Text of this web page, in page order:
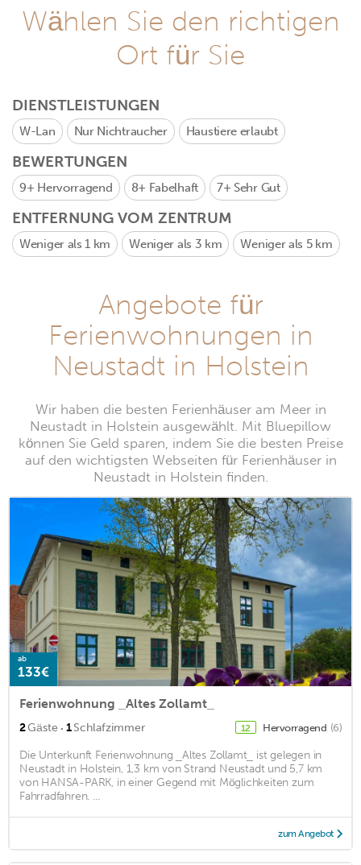
Wählen Sie den richtigen
Ort für Sie
DIENSTLEISTUNGEN
W-Lan Nur Nichtraucher Haustiere erlaubt
BEWERTUNGEN
9+ Hervorragend 8+ Fabelhaft 7+ Sehr Gut
ENTFERNUNG VOM ZENTRUM
Weniger als 1 km Weniger als 3 km Weniger als 5 km
Angebote für
Ferienwohnungen in
Neustadt in Holstein
Wir haben die besten Ferienhäuser am Meer in
Neustadt in Holstein ausgewählt. Mit Bluepillow
können Sie Geld sparen, indem Sie die besten Preise
auf den wichtigsten Webseiten für Ferienhäuser in
Neustadt in Holstein finden.
ab
133€
Ferienwohnung _Altes Zollamt_
2Gäste · 1Schlafzimmer 12 Hervorragend (6)
Die Unterkunft Ferienwohnung _Altes Zollamt_ ist gelegen in
Neustadt in Holstein, 1,3 km von Strand Neustadt und 5,7 km
von HANSA-PARK, in einer Gegend mit Möglichkeiten zum
Fahrradfahren. ...
zum Angebot